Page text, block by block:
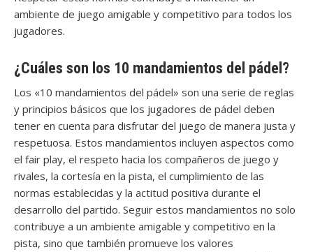
ambiente de juego amigable y competitivo para todos los
jugadores.
¿Cuáles son los 10 mandamientos del pádel?
Los «10 mandamientos del pádel» son una serie de reglas
y principios básicos que los jugadores de pádel deben
tener en cuenta para disfrutar del juego de manera justa y
respetuosa. Estos mandamientos incluyen aspectos como
el fair play, el respeto hacia los compañeros de juego y
rivales, la cortesía en la pista, el cumplimiento de las
normas establecidas y la actitud positiva durante el
desarrollo del partido. Seguir estos mandamientos no solo
contribuye a un ambiente amigable y competitivo en la
pista, sino que también promueve los valores